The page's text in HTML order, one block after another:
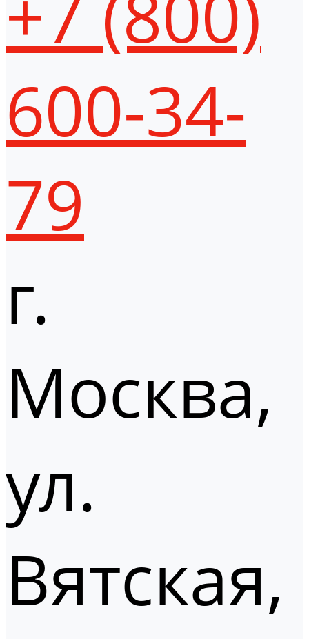
600-34-
79
г.
Москва,
ул.
Вятская,